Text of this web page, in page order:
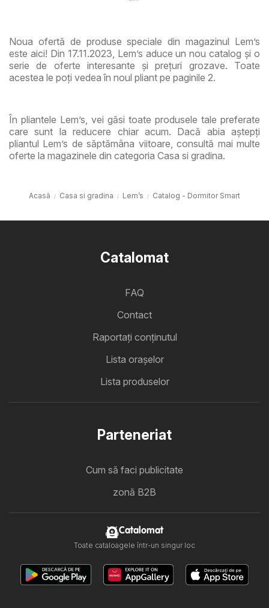
Noua ofertă de produse speciale din magazinul Lem’s
este aici! Din 17.11.2023, Lem’s aduce un nou catalog și o
serie de oferte interesante și prețuri grozave. Toate
acestea le poți vedea în noul pliant pe paginile 2.
În pliantele Lem’s, vei găsi toate produsele tale preferate
care sunt la reducere chiar acum. Dacă abia aștepți
pliantul Lem’s de săptămâna viitoare, consultă mai multe
oferte la magazinele din categoria Casa si gradina.
Acasă Casa si gradina Lem’s Catalog - Dormitor Smart
Catalomat
FAQ
Contact
Raportați conținutul
Lista oraşelor
Lista produselor
Parteneriat
Cum să faci publicitate
zonă B2B
Catalomat
Toate cataloagele într-un singur loc